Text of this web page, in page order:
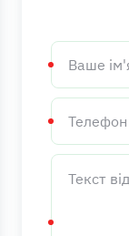
Ваше
ім'я
Телефон
Текст
відгуку